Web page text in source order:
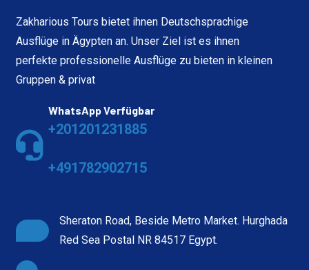
Zakharious Tours bietet ihnen Deutschsprachige
Ausflüge in Ägypten an. Unser Ziel ist es ihnen
perfekte professionelle Ausflüge zu bieten in kleinen
Gruppen & privat
WhatsApp Verfügbar
+201201231885
+491782902715
Sheraton Road, Beside Metro Market. Hurghada
Red Sea Postal NR 84517 Egypt.